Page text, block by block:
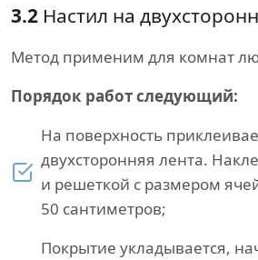
3.2 Настил на
Метод применим для комнат
Порядок работ следующий:
На поверхность
двухсторонняя лента.
и решеткой с размером
50 сантиметров;
Покрытие укладывается,